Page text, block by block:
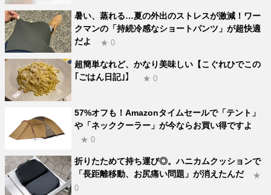
暑い、蒸れる…夏の外出のストレスが激減！ワー
クマンの「持続冷感なショートパンツ」が超快適
だよ
★ 0
超簡単なれど、かなり美味しい【こぐれひでこの
｢ごはん日記｣】
★ 0
57%オフも！Amazonタイムセールで「テント」
や「ネッククーラー」が今ならお買い得ですよ
★ 0
折りたためて持ち運び◎。ハニカムクッションで
「長距離移動、お尻痛い問題」が消えたんだ
★
0